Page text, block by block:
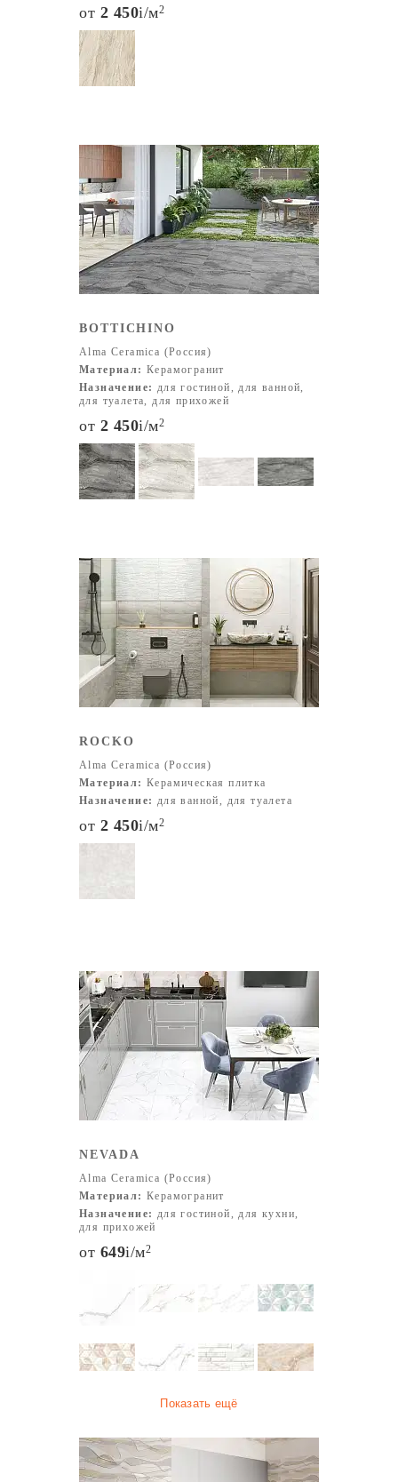
от 2 450i/м2
BOTTICHINO
Alma Ceramica (Россия)
Материал: Керамогранит
Назначение: для гостиной, для ванной,
для туалета, для прихожей
от 2 450i/м2
ROCKO
Alma Ceramica (Россия)
Материал: Керамическая плитка
Назначение: для ванной, для туалета
от 2 450i/м2
NEVADA
Alma Ceramica (Россия)
Материал: Керамогранит
Назначение: для гостиной, для кухни,
для прихожей
от 649i/м2
Показать ещё